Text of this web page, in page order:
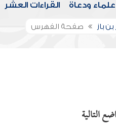
علماء ودعاة القراءات العشر
باز صفحة الفهرس
التالية